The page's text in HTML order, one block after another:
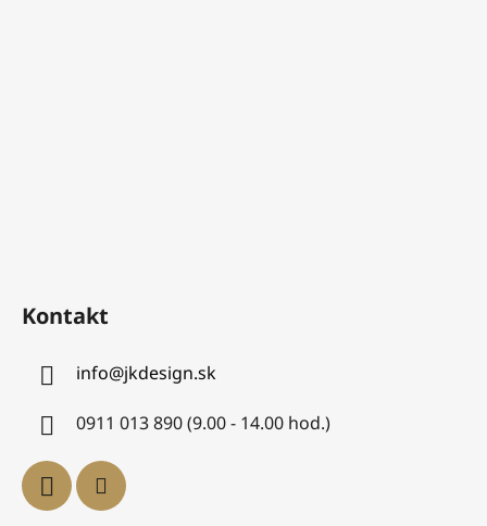
Kontakt
info@jkdesign.sk
0911 013 890 (9.00 - 14.00 hod.)